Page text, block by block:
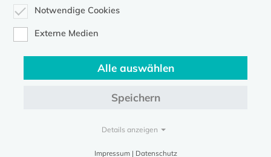
Diese Seite gehört zum Portalkirche-mv.de
Evangelische Kirche in Mecklenburg-Vorpommern © 2026
Notwendige Cookies
Externe Medien
Alle auswählen
Speichern
Details anzeigen
Impressum | Datenschutz